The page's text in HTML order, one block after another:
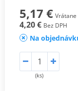
5,17 € Vrátane
4,20 € Bez DPH
Na
(ks)